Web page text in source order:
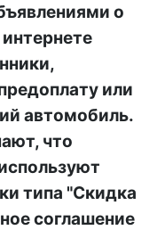
о
или
автомобиль.
что
типа "Скидка
соглашение